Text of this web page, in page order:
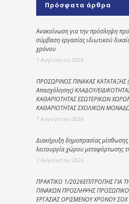
Πρόσφατα άρθρα
Ανακοίνωση για την πρόσληψη
σύμβαση εργασίας ιδιωτικού
χρόνου
7 Αυγούστου 2026
ΠΡΟΣΩΡΙΝΟΣ ΠΙΝΑΚΑΣ ΚΑΤΑΤΑΞΗΣ
Απασχόλησης) ΚΛΑΔΟΥ/
ΚΑΘΑΡΙΟΤΗΤΑΣ ΕΣΩΤΕΡΙΚΩΝ
ΚΑΘΑΡΙΟΤΗΤΑΣ ΣΧΟΛΙΚΩΝ
7 Αυγούστου 2026
Διακήρυξη δημοπρασίας μίσθωσης
λειτουργία χώρου μεταφόρτωσης
7 Αυγούστου 2026
ΠΡΑΚΤΙΚΟ 1/2026ΕΠΙΤΡΟΠΗΣ ΓΙΑ
ΠΙΝΑΚΩΝ ΠΡΟΣΛΗΨΗΣ
ΕΡΓΑΣΙΑΣ ΟΡΙΣΜΕΝΟΥ ΧΡΟΝΟΥ